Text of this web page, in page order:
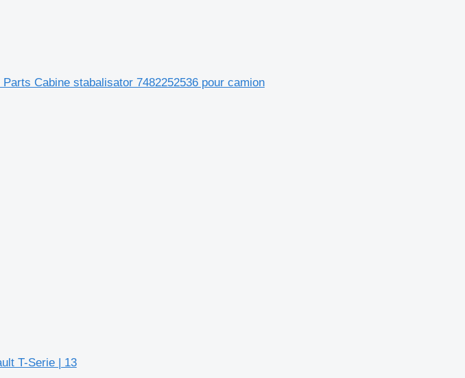
Cabine stabalisator 7482252536 pour camion
T-Serie | 13